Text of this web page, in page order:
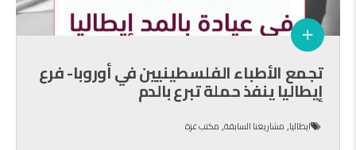
تجمع الأطباء الفلسطينيين في أوروبا- فرع
إيطاليا ينفذ حملة تبرع بالدم
ايطاليا, مشاريعنا السابقة, مكتب غزة